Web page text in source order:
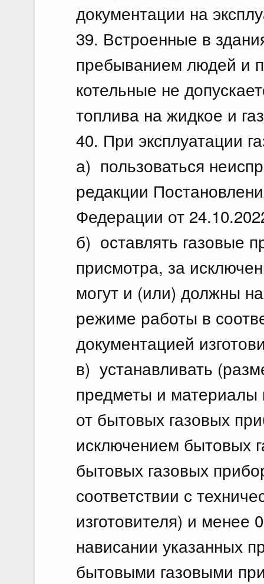
документации на
39. Встроенные в
пребыванием людей и
котельные не
топлива на жидкое и
40. При эксплуатации
а) пользоваться
редакции
Федерации от
б) оставлять газовые
присмотра, за
могут и (или) должны
режиме работы в
документацией
в) устанавливать
предметы и материалы
от бытовых газовых
исключением бытовых
бытовых газовых
соответствии с
изготовителя) и менее
нависании указанных
бытовыми газовыми